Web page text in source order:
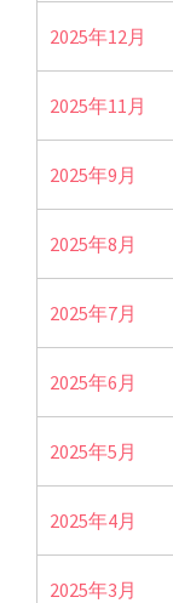
2025年12月
2025年11月
2025年9月
2025年8月
2025年7月
2025年6月
2025年5月
2025年4月
2025年3月